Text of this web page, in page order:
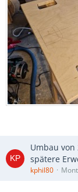
Umbau von
spätere
kphil80